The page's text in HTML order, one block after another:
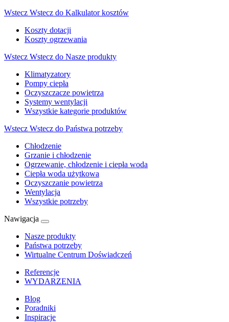
Wstecz Wstecz do Kalkulator kosztów
Koszty dotacji
Koszty ogrzewania
Wstecz Wstecz do Nasze produkty
Klimatyzatory
Pompy ciepła
Oczyszczacze powietrza
Systemy wentylacji
Wszystkie kategorie produktów
Wstecz Wstecz do Państwa potrzeby
Chłodzenie
Grzanie i chłodzenie
Ogrzewanie, chłodzenie i ciepła woda
Ciepła woda użytkowa
Oczyszczanie powietrza
Wentylacja
Wszystkie potrzeby
Nawigacja
Nasze produkty
Państwa potrzeby
Wirtualne Centrum Doświadczeń
Referencje
WYDARZENIA
Blog
Poradniki
Inspiracje